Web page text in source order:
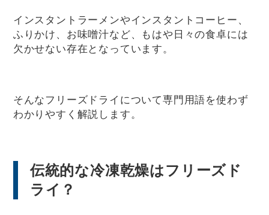
インスタントラーメンやインスタントコーヒー、
ふりかけ、お味噌汁など、もはや日々の食卓には
欠かせない存在となっています。
そんなフリーズドライについて専門用語を使わず
わかりやすく解説します。
伝統的な冷凍乾燥はフリーズド
ライ？